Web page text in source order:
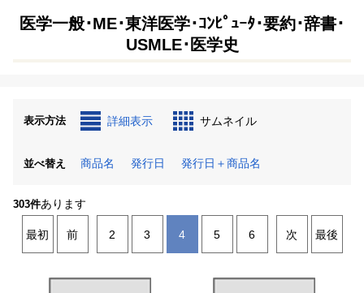
医学一般･ME･東洋医学･ｺﾝﾋﾟｭｰﾀ･要約･辞書･
USMLE･医学史
表示方法 詳細表示 サムネイル
並べ替え 商品名 発行日 発行日＋商品名
303件あります
最初 前 2 3 4 5 6 次 最後